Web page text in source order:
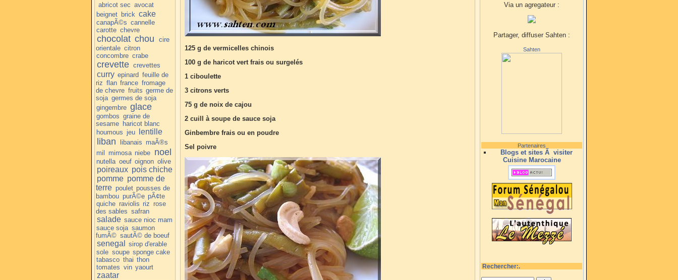
abricot sec avocat
beignet brick cake
canapÃ©s cannelle
carotte chevre
chocolat chou
cire
orientale citron
concombre crabe
crevette crevettes
curry epinard feuille de
riz flan france fromage
de chevre fruits germe de
soja germes de soja
gingembre glace
gombos graine de
sesame haricot blanc
houmous jeu lentille
liban libanais maÃ®s
mil mimosa niebe noel
nutella oeuf oignon olive
poireaux pois chiche
pomme pomme de
terre poulet pousses de
bambou purÃ©e pÃ¢te
quiche raviolis riz rose
des sables safran
salade sauce nioc mam
sauce soja saumon
fumÃ© sautÃ© de boeuf
senegal
sirop d'erable
sole soupe sponge cake
tabasco thai thon
tomates vin yaourt
zaatar
125 g de vermicelles chinois
100 g de haricot vert frais ou surgelés
1 ciboulette
3 citrons verts
75 g de noix de cajou
2 cuill à soupe de sauce soja
Ginbembre frais ou en poudre
Sel poivre
Via un agregateur :
Partager, diffuser Sahten :
Sahten
Partenaires
Blogs et sites Ã visiter
Cuisine Marocaine
Rechercher:.